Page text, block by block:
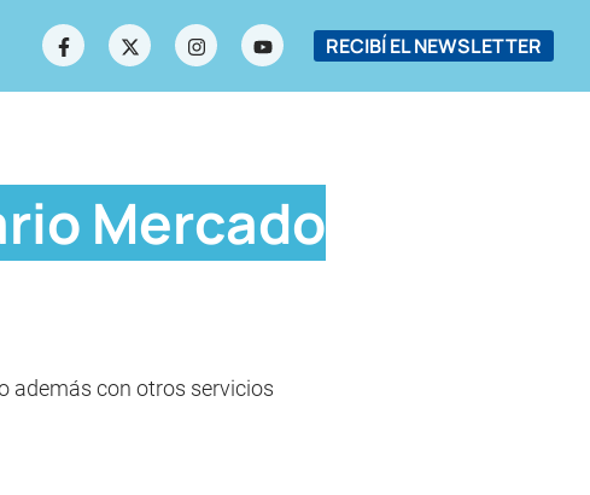
RECIBÍ EL NEWSLETTER
Mercado
además con otros servicios